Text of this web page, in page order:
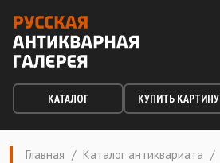
КАТАЛОГ КУПИТЬ КАРТИНУ
Главная / Каталог антиквариата /